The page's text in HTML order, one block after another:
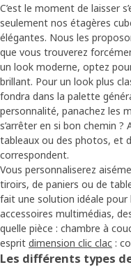
C’est le moment de laisser
seulement nos étagères
élégantes. Nous les
que vous trouverez
un look moderne, optez
brillant. Pour un look plus
fondra dans la palette
personnalité, panachez les
s’arrêter en si bon chemin
tableaux ou des photos, et
correspondent.
Vous personnaliserez
tiroirs, de paniers ou de
fait une solution idéale
accessoires multimédias,
quelle pièce : chambre à
esprit dimension clic clac :
Les différents types